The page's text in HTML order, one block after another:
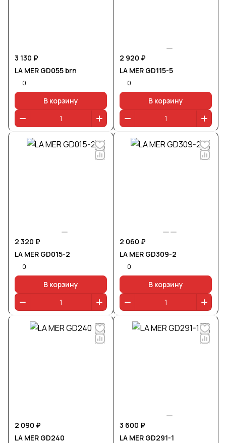
3 130 ₽
LA MER GD055 brn
0
В корзину
2 920 ₽
LA MER GD115-5
0
В корзину
2 320 ₽
LA MER GD015-2
0
В корзину
2 060 ₽
LA MER GD309-2
0
В корзину
2 090 ₽
LA MER GD240
3 600 ₽
LA MER GD291-1